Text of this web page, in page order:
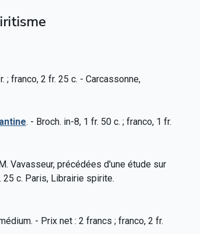
; franco, 2 fr. 25 c. - Carcassonne,
. - Broch. in-8, 1 fr. 50 c. ; franco, 1 fr.
Vavasseur, précédées d'une étude sur
25 c. Paris, Librairie spirite.
- Prix net : 2 francs ; franco, 2 fr.